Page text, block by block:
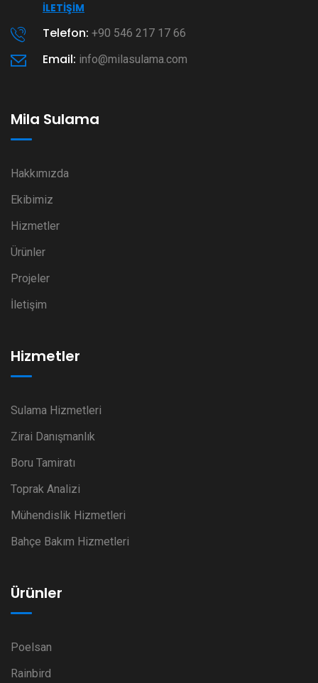
İLETIŞIM
Telefon: +90 546 217 17 66
Email: info@milasulama.com
Mila Sulama
Hakkımızda
Ekibimiz
Hizmetler
Ürünler
Projeler
İletişim
Hizmetler
Sulama Hizmetleri
Zirai Danışmanlık
Boru Tamiratı
Toprak Analizi
Mühendislik Hizmetleri
Bahçe Bakım Hizmetleri
Ürünler
Poelsan
Rainbird